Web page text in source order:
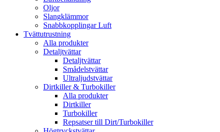
Oljor
Slangklämmor
Snabbkopplingar Luft
Tvättutrustning
Alla produkter
Detaljtvättar
Detaljtvättar
Smådelstvättar
Ultraljudstvättar
Dirtkiller & Turbokiller
Alla produkter
Dirtkiller
Turbokiller
Repsatser till Dirt/Turbokiller